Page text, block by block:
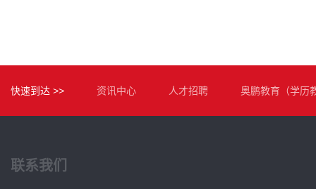
快速到达 >> 资讯中心 人才招聘 奥鹏教育（学历
联系我们